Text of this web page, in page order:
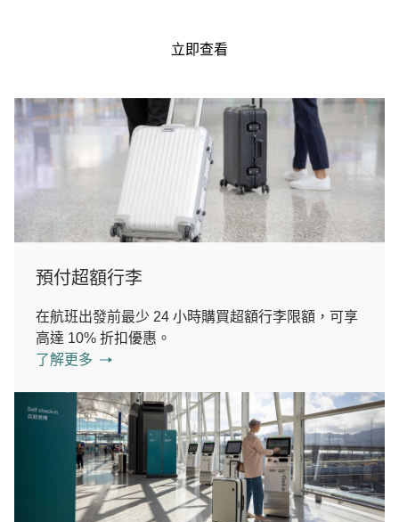
立即查看
預付超額行李
在航班出發前最少 24 小時購買超額行李限額，可享
高達 10% 折扣優惠。
了解更多